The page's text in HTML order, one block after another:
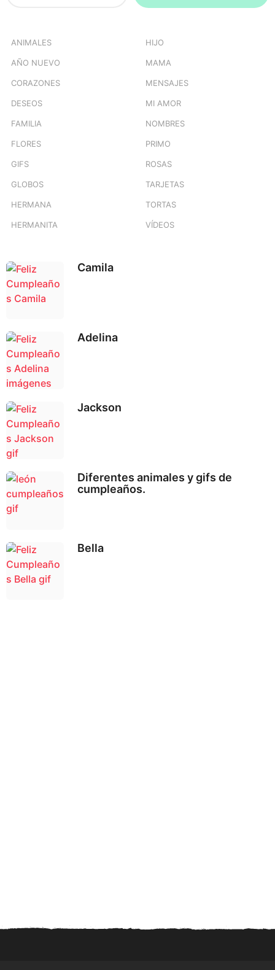
ANIMALES
AÑO NUEVO
CORAZONES
DESEOS
FAMILIA
FLORES
GIFS
GLOBOS
HERMANA
HERMANITA
HIJO
MAMA
MENSAJES
MI AMOR
NOMBRES
PRIMO
ROSAS
TARJETAS
TORTAS
VÍDEOS
Camila
Adelina
Jackson
Diferentes animales y gifs de
cumpleaños.
Bella